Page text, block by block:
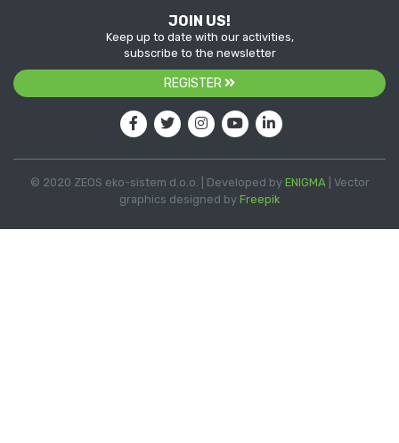
JOIN US!
Keep up to date with our activities,
subscribe to the newsletter
REGISTER
© 2020 ZEOS eko-sistem d.o.o. | Developed by ENIGMA| Vector
graphics designed by Freepik